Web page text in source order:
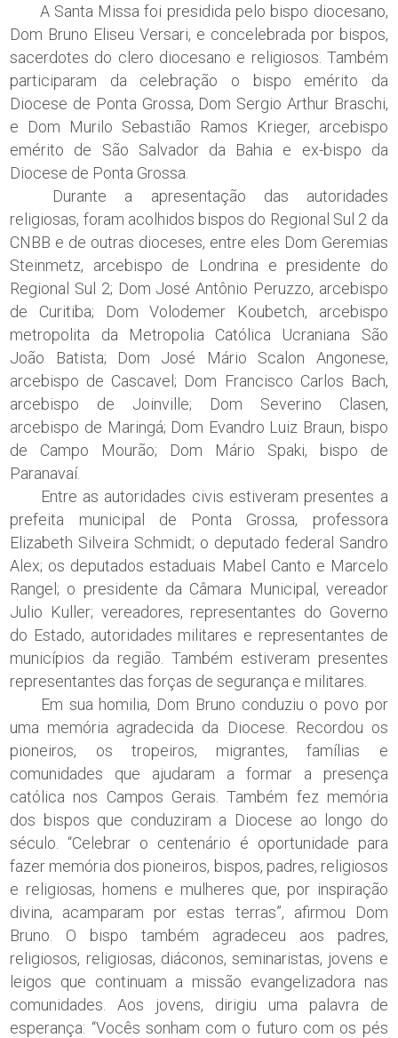
A Santa Missa foi presidida pelo bispo diocesano,
Dom Bruno Eliseu Versari, e concelebrada por bispos,
sacerdotes do clero diocesano e religiosos. Também
participaram da celebração o bispo emérito da
Diocese de Ponta Grossa, Dom Sergio Arthur Braschi,
e Dom Murilo Sebastião Ramos Krieger, arcebispo
emérito de São Salvador da Bahia e ex-bispo da
Diocese de Ponta Grossa.
Durante a apresentação das autoridades
religiosas, foram acolhidos bispos do Regional Sul 2 da
CNBB e de outras dioceses, entre eles Dom Geremias
Steinmetz, arcebispo de Londrina e presidente do
Regional Sul 2; Dom José Antônio Peruzzo, arcebispo
de Curitiba; Dom Volodemer Koubetch, arcebispo
metropolita da Metropolia Católica Ucraniana São
João Batista; Dom José Mário Scalon Angonese,
arcebispo de Cascavel; Dom Francisco Carlos Bach,
arcebispo de Joinville; Dom Severino Clasen,
arcebispo de Maringá; Dom Evandro Luiz Braun, bispo
de Campo Mourão; Dom Mário Spaki, bispo de
Paranavaí.
Entre as autoridades civis estiveram presentes a
prefeita municipal de Ponta Grossa, professora
Elizabeth Silveira Schmidt; o deputado federal Sandro
Alex; os deputados estaduais Mabel Canto e Marcelo
Rangel; o presidente da Câmara Municipal, vereador
Julio Kuller; vereadores, representantes do Governo
do Estado, autoridades militares e representantes de
municípios da região. Também estiveram presentes
representantes das forças de segurança e militares.
Em sua homilia, Dom Bruno conduziu o povo por
uma memória agradecida da Diocese. Recordou os
pioneiros, os tropeiros, migrantes, famílias e
comunidades que ajudaram a formar a presença
católica nos Campos Gerais. Também fez memória
dos bispos que conduziram a Diocese ao longo do
século. “Celebrar o centenário é oportunidade para
fazer memória dos pioneiros, bispos, padres, religiosos
e religiosas, homens e mulheres que, por inspiração
divina, acamparam por estas terras”, afirmou Dom
Bruno. O bispo também agradeceu aos padres,
religiosos, religiosas, diáconos, seminaristas, jovens e
leigos que continuam a missão evangelizadora nas
comunidades. Aos jovens, dirigiu uma palavra de
esperança: “Vocês sonham com o futuro com os pés